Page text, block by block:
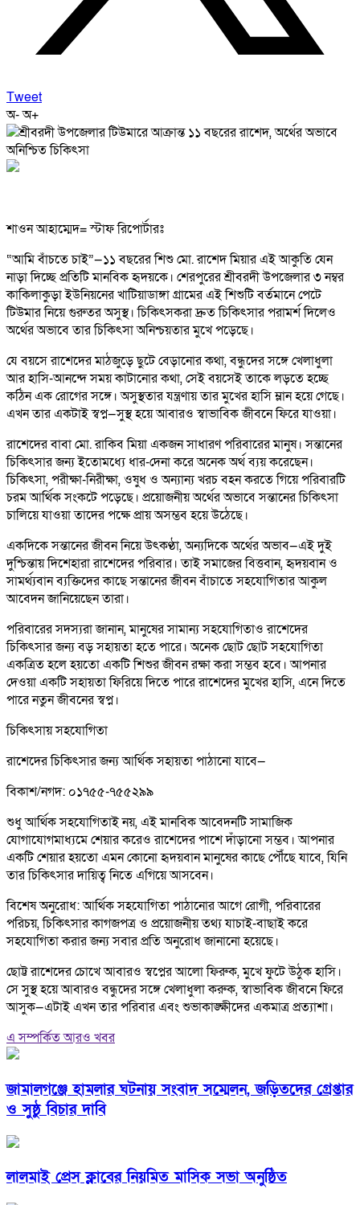
Tweet
অ-অ+
শাওন আহাম্মেদ= স্টাফ রিপোর্টারঃ
“আমি বাঁচতে চাই”—১১ বছরের শিশু মো. রাশেদ মিয়ার এই আকুতি যেন
নাড়া দিচ্ছে প্রতিটি মানবিক হৃদয়কে। শেরপুরের শ্রীবরদী উপজেলার ৩ নম্বর
কাকিলাকুড়া ইউনিয়নের খাটিয়াডাঙ্গা গ্রামের এই শিশুটি বর্তমানে পেটে
টিউমার নিয়ে গুরুতর অসুস্থ। চিকিৎসকরা দ্রুত চিকিৎসার পরামর্শ দিলেও
অর্থের অভাবে তার চিকিৎসা অনিশ্চয়তার মুখে পড়েছে।
যে বয়সে রাশেদের মাঠজুড়ে ছুটে বেড়ানোর কথা, বন্ধুদের সঙ্গে খেলাধুলা
আর হাসি-আনন্দে সময় কাটানোর কথা, সেই বয়সেই তাকে লড়তে হচ্ছে
কঠিন এক রোগের সঙ্গে। অসুস্থতার যন্ত্রণায় তার মুখের হাসি ম্লান হয়ে গেছে।
এখন তার একটাই স্বপ্ন—সুস্থ হয়ে আবারও স্বাভাবিক জীবনে ফিরে যাওয়া।
রাশেদের বাবা মো. রাকিব মিয়া একজন সাধারণ পরিবারের মানুষ। সন্তানের
চিকিৎসার জন্য ইতোমধ্যে ধার-দেনা করে অনেক অর্থ ব্যয় করেছেন।
চিকিৎসা, পরীক্ষা-নিরীক্ষা, ওষুধ ও অন্যান্য খরচ বহন করতে গিয়ে পরিবারটি
চরম আর্থিক সংকটে পড়েছে। প্রয়োজনীয় অর্থের অভাবে সন্তানের চিকিৎসা
চালিয়ে যাওয়া তাদের পক্ষে প্রায় অসম্ভব হয়ে উঠেছে।
একদিকে সন্তানের জীবন নিয়ে উৎকণ্ঠা, অন্যদিকে অর্থের অভাব—এই দুই
দুশ্চিন্তায় দিশেহারা রাশেদের পরিবার। তাই সমাজের বিত্তবান, হৃদয়বান ও
সামর্থ্যবান ব্যক্তিদের কাছে সন্তানের জীবন বাঁচাতে সহযোগিতার আকুল
আবেদন জানিয়েছেন তারা।
পরিবারের সদস্যরা জানান, মানুষের সামান্য সহযোগিতাও রাশেদের
চিকিৎসার জন্য বড় সহায়তা হতে পারে। অনেক ছোট ছোট সহযোগিতা
একত্রিত হলে হয়তো একটি শিশুর জীবন রক্ষা করা সম্ভব হবে। আপনার
দেওয়া একটি সহায়তা ফিরিয়ে দিতে পারে রাশেদের মুখের হাসি, এনে দিতে
পারে নতুন জীবনের স্বপ্ন।
চিকিৎসায় সহযোগিতা
রাশেদের চিকিৎসার জন্য আর্থিক সহায়তা পাঠানো যাবে—
বিকাশ/নগদ: ০১৭৫৫-৭৫৫২৯৯
শুধু আর্থিক সহযোগিতাই নয়, এই মানবিক আবেদনটি সামাজিক
যোগাযোগমাধ্যমে শেয়ার করেও রাশেদের পাশে দাঁড়ানো সম্ভব। আপনার
একটি শেয়ার হয়তো এমন কোনো হৃদয়বান মানুষের কাছে পৌঁছে যাবে, যিনি
তার চিকিৎসার দায়িত্ব নিতে এগিয়ে আসবেন।
বিশেষ অনুরোধ: আর্থিক সহযোগিতা পাঠানোর আগে রোগী, পরিবারের
পরিচয়, চিকিৎসার কাগজপত্র ও প্রয়োজনীয় তথ্য যাচাই-বাছাই করে
সহযোগিতা করার জন্য সবার প্রতি অনুরোধ জানানো হয়েছে।
ছোট্ট রাশেদের চোখে আবারও স্বপ্নের আলো ফিরুক, মুখে ফুটে উঠুক হাসি।
সে সুস্থ হয়ে আবারও বন্ধুদের সঙ্গে খেলাধুলা করুক, স্বাভাবিক জীবনে ফিরে
আসুক—এটাই এখন তার পরিবার এবং শুভাকাঙ্ক্ষীদের একমাত্র প্রত্যাশা।
এ সম্পর্কিত আরও খবর
জামালগঞ্জে হামলার ঘটনায় সংবাদ সম্মেলন, জড়িতদের গ্রেপ্তার
ও সুষ্ঠু বিচার দাবি
লালমাই প্রেস ক্লাবের নিয়মিত মাসিক সভা অনুষ্ঠিত